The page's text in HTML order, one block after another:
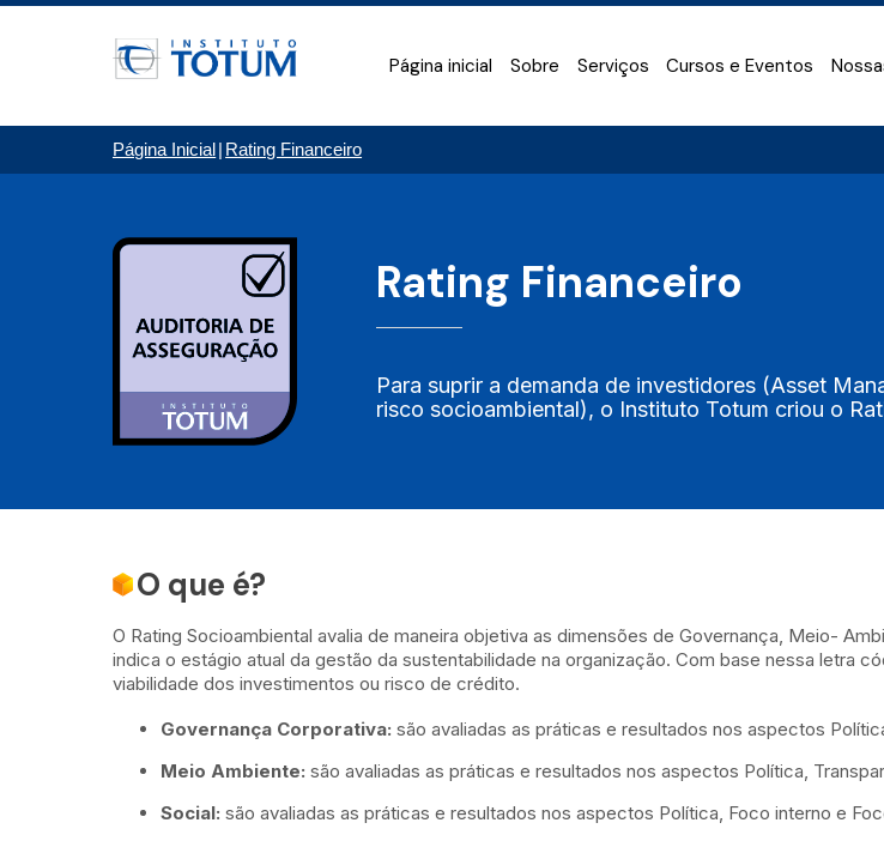
Página inicial Sobre Serviços Cursos e Eventos
Página Inicial| Rating Financeiro
Rating Financeiro
Para suprir a demanda de investidores (Asset
risco socioambiental), o Instituto Totum criou o
O que é?
O Rating Socioambiental avalia de maneira objetiva as dimensões de Governança, Meio-
indica o estágio atual da gestão da sustentabilidade na organização. Com base nessa letra
viabilidade dos investimentos ou risco de crédito.
Governança Corporativa: são avaliadas as práticas e resultados nos aspectos
Meio Ambiente: são avaliadas as práticas e resultados nos aspectos Política,
Social: são avaliadas as práticas e resultados nos aspectos Política, Foco interno e